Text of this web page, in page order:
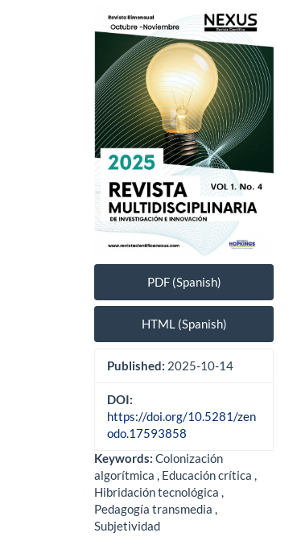
Article
Sidebar
PDF (Spanish)
HTML (Spanish)
Published: 2025-10-14
DOI:
https://doi.org/10.5281/zen
odo.17593858
Keywords: Colonización
algorítmica , Educación crítica ,
Hibridación tecnológica ,
Pedagogía transmedia ,
Subjetividad